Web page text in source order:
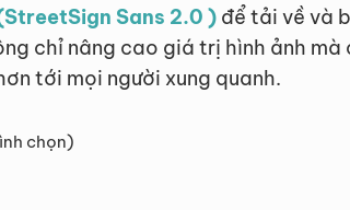
Sans 2.0 ) để tải về và
chỉ nâng cao giá trị hình ảnh
tới mọi người xung quanh.
chọn)